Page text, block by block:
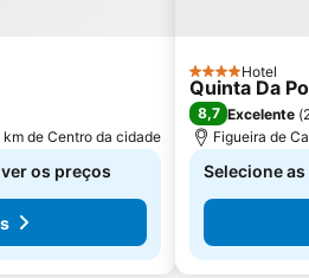
de Centro da cidade
os preços
4 Estrelas
Hotel
Quinta Da
8,7 Excelente (
Figueira de
Selecione